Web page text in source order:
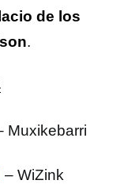
de los
.
Muxikebarri
– WiZink